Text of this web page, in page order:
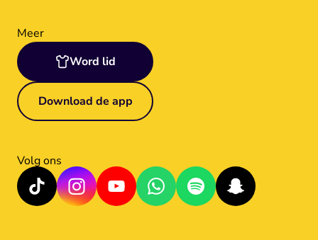
Meer
Word lid
Download de app
Volg ons